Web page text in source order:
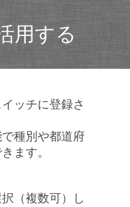
用する
ッチに登録さ
種別や都道府
ます。
（複数可）し